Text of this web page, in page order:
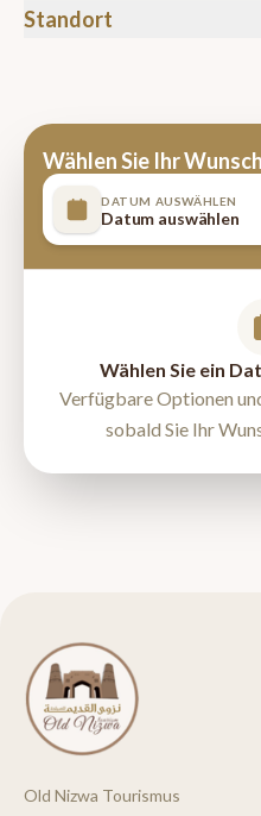
Standort
Wählen Sie Ihr
DATUM AUSWÄHLEN
Datum auswählen
Wählen Sie ein
Verfügbare Optionen
sobald Sie Ihr
Old Nizwa Tourismus